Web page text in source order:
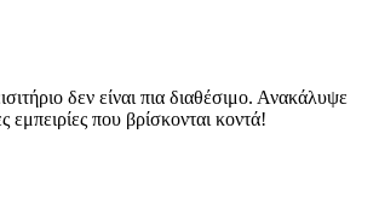
δεν είναι πια διαθέσιμο. Ανακάλυψε
εμπειρίες που βρίσκονται κοντά!